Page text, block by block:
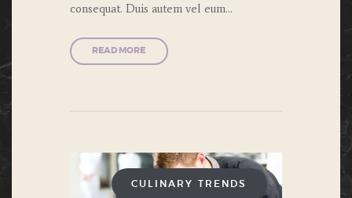
consequat. Duis autem vel eum…
READ MORE
CULINARY TRENDS